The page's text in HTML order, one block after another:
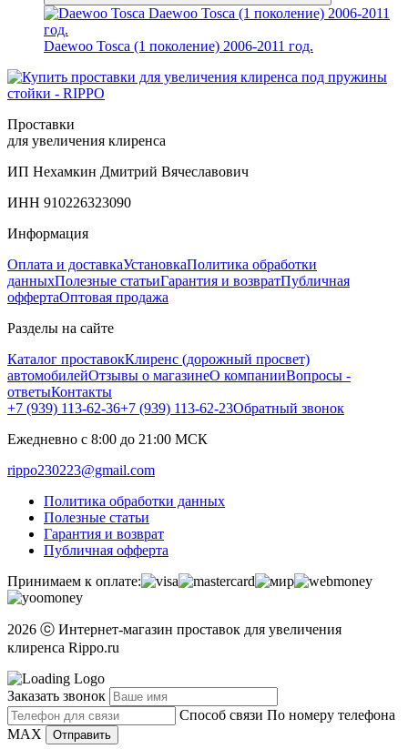
Daewoo Tosca (1 поколение) 2006-2011 год.
Проставки
для увеличения клиренса
ИП Нехамкин Дмитрий Вячеславович
ИНН 910226323090
Информация
Оплата и доставкаУстановкаПолитика обработки
данныхПолезные статьиГарантия и возвратПубличная
оффертаОптовая продажа
Разделы на сайте
Каталог проставокКлиренс (дорожный просвет)
автомобилейОтзывы о магазинеО компанииВопросы -
ответыКонтакты
+7 (939) 113-62-36+7 (939) 113-62-23Обратный звонок
Ежедневно с 8:00 до 21:00 МСК
rippo230223@gmail.com
Политика обработки данных
Полезные статьи
Гарантия и возврат
Публичная офферта
Принимаем к оплате:
2026 ⓒ Интернет-магазин проставок для увеличения
клиренса Rippo.ru
Заказать звонок
Способ связи По номеру телефона
MAX
Отправить